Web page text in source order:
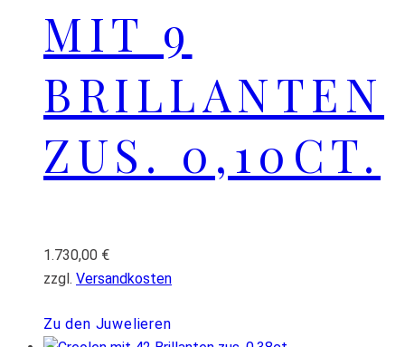
MIT 9
BRILLANTEN
ZUS. 0,10CT.
1.730,00 €
zzgl. Versandkosten
Zu den Juwelieren